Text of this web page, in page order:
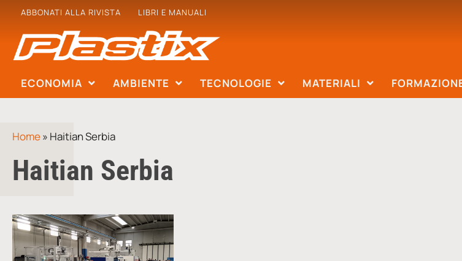
ABBONATI ALLA RIVISTA LIBRI E MANUALI
ECONOMIA AMBIENTE TECNOLOGIE MATERIALI
Home» Haitian Serbia
Haitian Serbia